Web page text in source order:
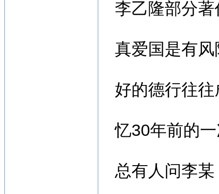
李乙隆部分著
真爱国是有风
好的德行往
忆30年前的
总有人问李